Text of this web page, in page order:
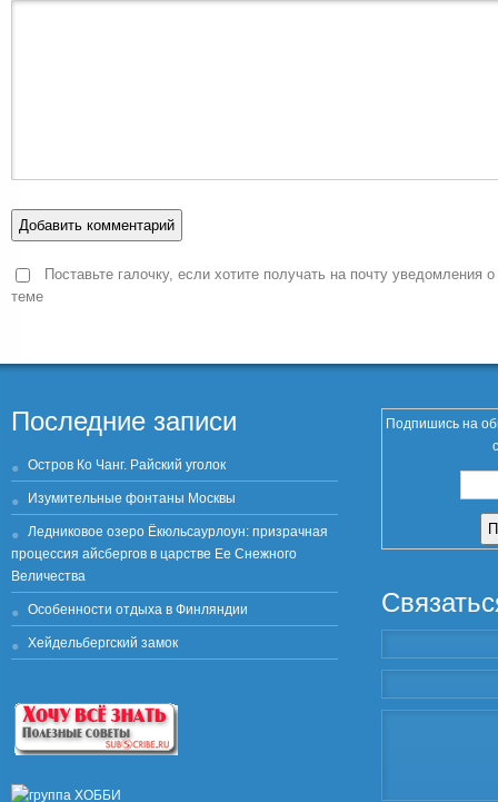
Поставьте галочку, если хотите получать на почту уведомления
теме
Последние записи
Остров Ко Чанг. Райский уголок
Изумительные фонтаны Москвы
Ледниковое озеро Ёкюльсаурлоун: призрачная
процессия айсбергов в царстве Ее Снежного
Величества
Особенности отдыха в Финляндии
Хейдельбергский замок
Подпишись на